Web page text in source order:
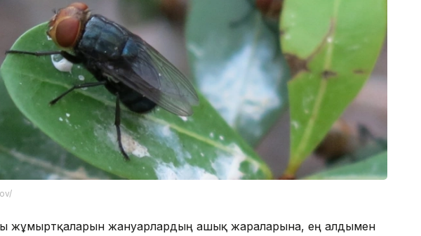
жұмыртқаларын жануарлардың ашық жараларына, ең алдымен